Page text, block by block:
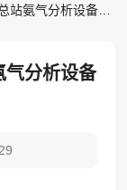
氨气分析设备测试
气分析设备